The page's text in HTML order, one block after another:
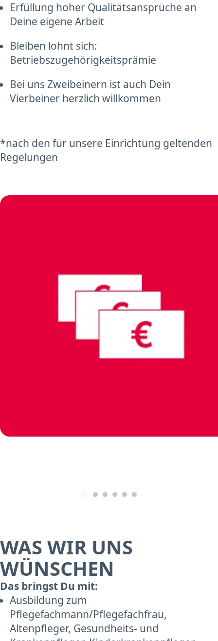
Erfüllung hoher Qualitätsansprüche an
Deine eigene Arbeit
Bleiben lohnt sich:
Betriebszugehörigkeitsprämie
Bei uns Zweibeinern ist auch Dein
Vierbeiner herzlich willkommen
*nach den für unsere Einrichtung geltenden
Regelungen
WAS WIR UNS
WÜNSCHEN
Das bringst Du mit:
Ausbildung zum
Pflegefachmann/Pflegefachfrau,
Altenpfleger, Gesundheits- und